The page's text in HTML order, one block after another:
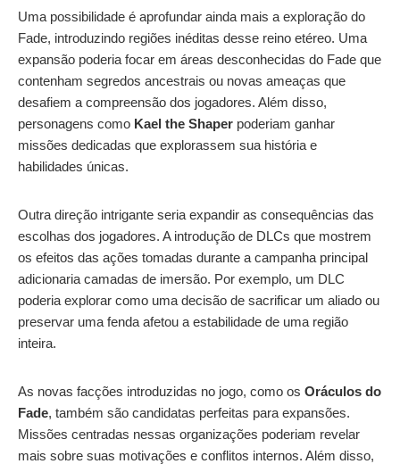
Uma possibilidade é aprofundar ainda mais a exploração do
Fade, introduzindo regiões inéditas desse reino etéreo. Uma
expansão poderia focar em áreas desconhecidas do Fade que
contenham segredos ancestrais ou novas ameaças que
desafiem a compreensão dos jogadores. Além disso,
personagens como Kael the Shaper poderiam ganhar
missões dedicadas que explorassem sua história e
habilidades únicas.
Outra direção intrigante seria expandir as consequências das
escolhas dos jogadores. A introdução de DLCs que mostrem
os efeitos das ações tomadas durante a campanha principal
adicionaria camadas de imersão. Por exemplo, um DLC
poderia explorar como uma decisão de sacrificar um aliado ou
preservar uma fenda afetou a estabilidade de uma região
inteira.
As novas facções introduzidas no jogo, como os Oráculos do
Fade, também são candidatas perfeitas para expansões.
Missões centradas nessas organizações poderiam revelar
mais sobre suas motivações e conflitos internos. Além disso,